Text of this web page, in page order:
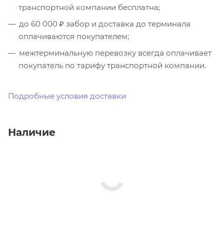
транспортной компании бесплатна;
до 60 000 ₽ забор и доставка до терминала
оплачиваются покупателем;
межтерминальную перевозку всегда оплачивает
покупатель по тарифу транспортной компании.
Подробные условия доставки
Наличие